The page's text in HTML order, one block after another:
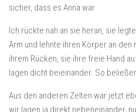
sicher, dass es Anna war
Ich rückte nah an sie heran, sie
Arm und lehnte ihren Körper an
ihrem Rücken, sie ihre freie Hand
lagen dicht beieinander. So
Aus den anderen Zelten war jetzt
wir lagen ja direkt nebeneinander,